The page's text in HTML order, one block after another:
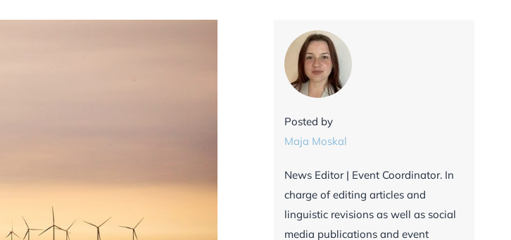
Posted by
Maja Moskal
News Editor | Event Coordinator. In
charge of editing articles and
linguistic revisions as well as social
media publications and event